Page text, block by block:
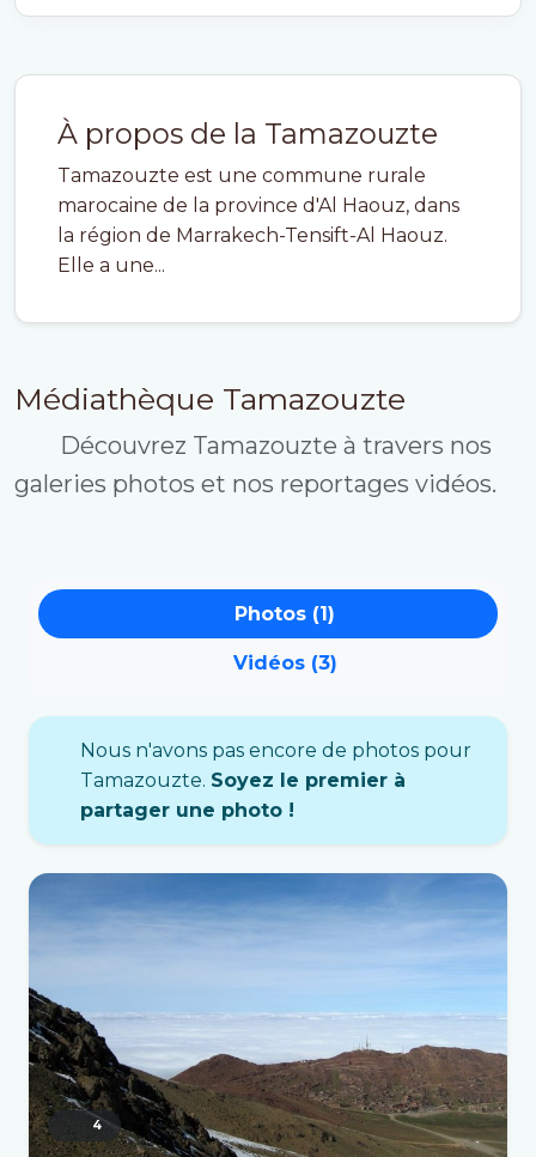
À propos de la Tamazouzte
Tamazouzte est une commune rurale
marocaine de la province d'Al Haouz, dans
la région de Marrakech-Tensift-Al Haouz.
Elle a une...
Médiathèque Tamazouzte
Découvrez Tamazouzte à travers nos
galeries photos et nos reportages vidéos.
Photos (1)
Vidéos (3)
Nous n'avons pas encore de photos pour
Tamazouzte. Soyez le premier à
partager une photo !
4